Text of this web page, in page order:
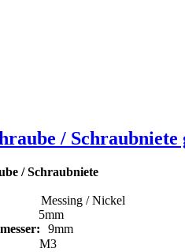
/ Schraubniete
/ Schraubniete
/ Nickel
9mm
M3